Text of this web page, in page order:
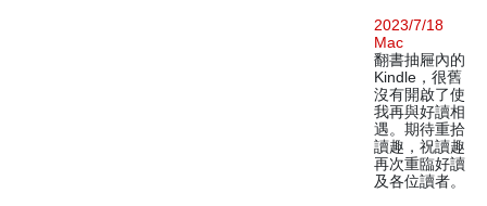
2023/7/18
Mac
翻書抽屜內的
Kindle，很舊
沒有開啟了使
我再與好讀相
遇。期待重拾
讀趣，祝讀趣
再次重臨好讀
及各位讀者。